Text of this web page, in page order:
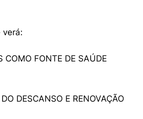
verá:
COMO FONTE DE SAÚDE
DESCANSO E RENOVAÇÃO